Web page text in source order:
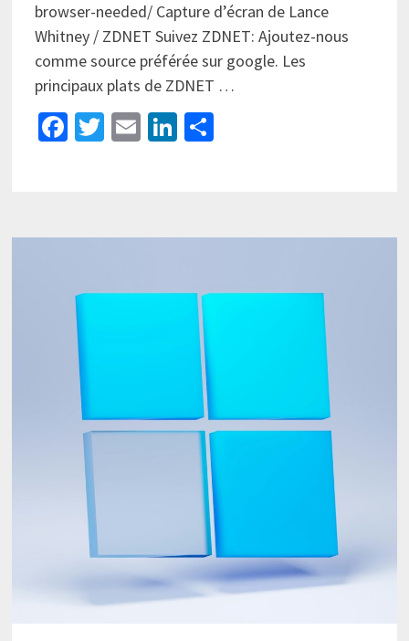
browser-needed/ Capture d’écran de Lance
Whitney / ZDNET Suivez ZDNET: Ajoutez-nous
comme source préférée sur google. Les
principaux plats de ZDNET …
Facebook
Twitter
EmailLinkedIn
Partager